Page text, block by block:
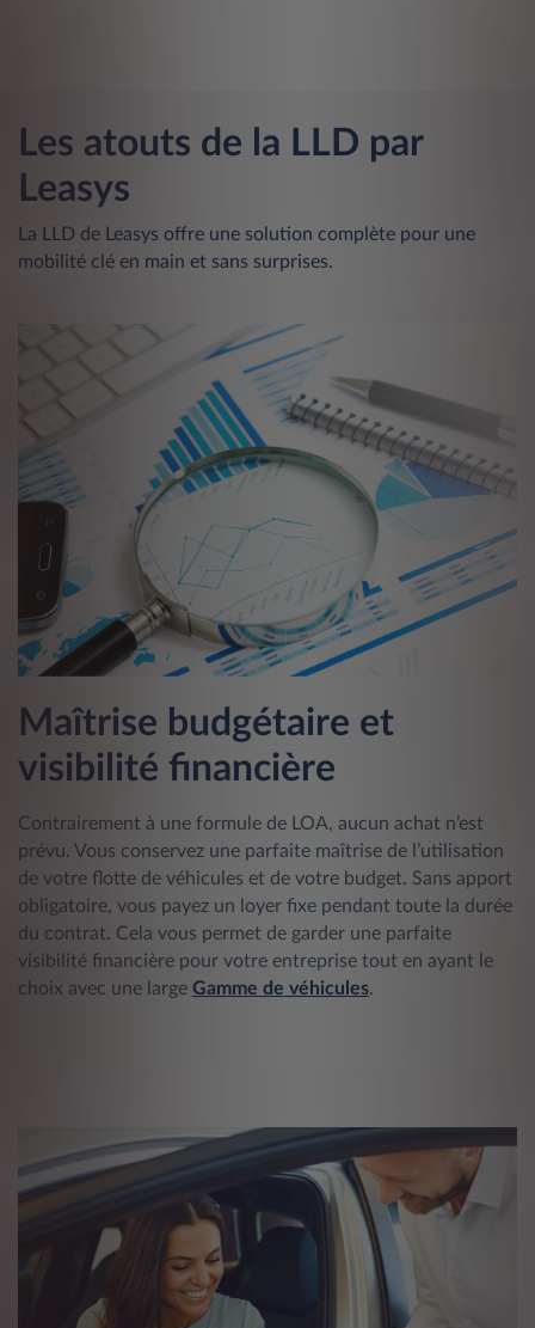
Les atouts de la LLD par
Leasys
La LLD de Leasys offre une solution complète pour une
mobilité clé en main et sans surprises.
Maîtrise budgétaire et
visibilité financière
Contrairement à une formule de LOA, aucun achat n’est
prévu. Vous conservez une parfaite maîtrise de l’utilisation
de votre flotte de véhicules et de votre budget. Sans apport
obligatoire, vous payez un loyer fixe pendant toute la durée
du contrat. Cela vous permet de garder une parfaite
visibilité financière pour votre entreprise tout en ayant le
choix avec une large Gamme de véhicules.